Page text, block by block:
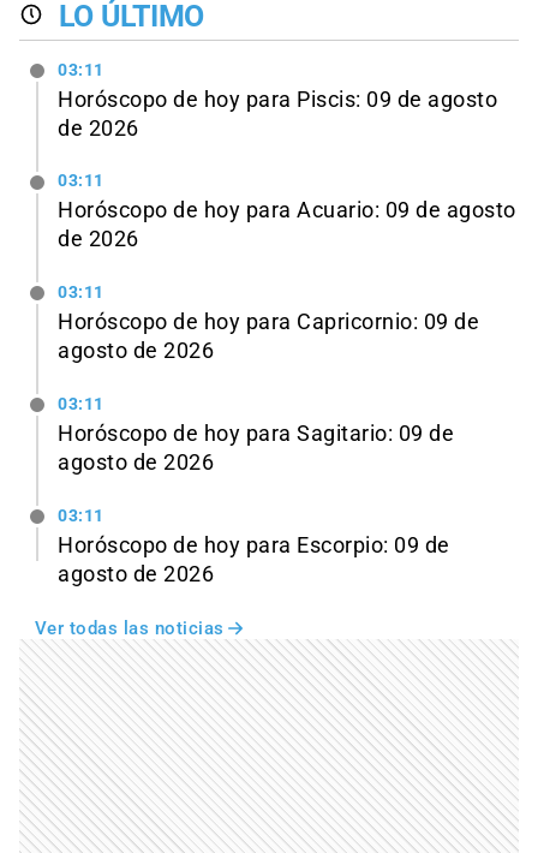
LO ÚLTIMO
03:11
Horóscopo de hoy para Piscis: 09 de agosto
de 2026
03:11
Horóscopo de hoy para Acuario: 09 de agosto
de 2026
03:11
Horóscopo de hoy para Capricornio: 09 de
agosto de 2026
03:11
Horóscopo de hoy para Sagitario: 09 de
agosto de 2026
03:11
Horóscopo de hoy para Escorpio: 09 de
agosto de 2026
Ver todas las noticias